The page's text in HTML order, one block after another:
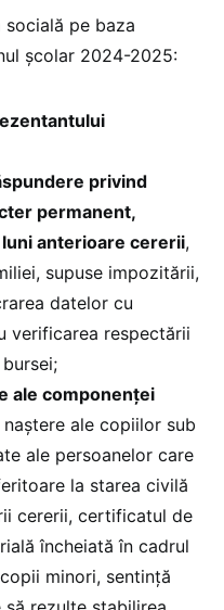
socială pe baza
școlar 2024-2025:
privind
permanent,
anterioare cererii,
supuse impozitării,
datelor cu
verificarea respectării
ale componenței
ale copiilor sub
ale persoanelor care
la starea civilă
cererii, certificatul de
încheiată în cadrul
minori, sentință